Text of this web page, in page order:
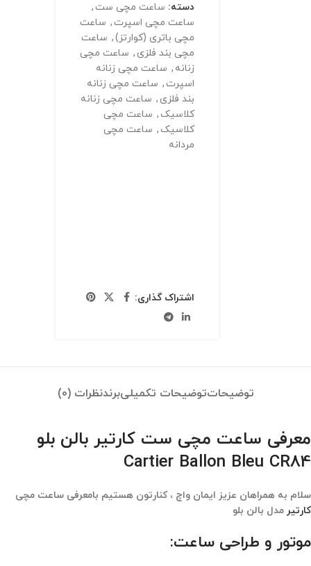
دسته: ساعت مچی ست ,
ساعت مچی اسپرت , ساعت
مچی باتری (کوارتز), ساعت
مچی بند فلزی , ساعت مچی
زنانه , ساعت مچی زنانه
اسپرت , ساعت مچی زنانه
بند فلزی , ساعت مچی زنانه
کلاسیک , ساعت مچی
کلاسیک , ساعت مچی
مردانه
اشتراک گذاری:
توضیحاتتوضیحات تکمیلیبرندنظرات (0)
معرفی ساعت مچی ست کارتیر بالن بلو
Cartier Ballon Bleu CR84
سلام به همراهان عزیز ایمان واچ ، کنارتون هستیم بامعرفی ساعت مچی
کارتیر مدل بالن بلو
موتور و طراحی ساعت: